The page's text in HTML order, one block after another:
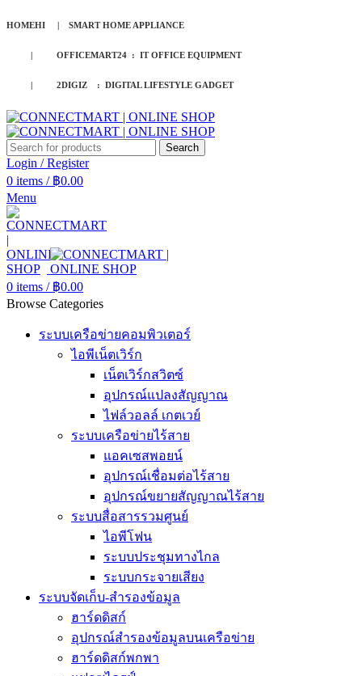
HOMEHI | SMART HOME APPLIANCE
| OFFICEMART24 : IT OFFICE EQUIPMENT
| 2DIGIZ : DIGITAL LIFESTYLE GADGET
Search
Login / Register
0 items / ฿0.00
Menu
0 items / ฿0.00
Browse Categories
ระบบเครือข่ายคอมพิวเตอร์
ไอพีเน็ตเวิร์ก
เน็ตเวิร์กสวิตซ์
อุปกรณ์แปลงสัญญาณ
ไฟล์วอลล์ เกตเวย์
ระบบเครือข่ายไร้สาย
แอคเซสพอยน์
อุปกรณ์เชื่อมต่อไร้สาย
อุปกรณ์ขยายสัญญาณไร้สาย
ระบบสื่อสารรวมศูนย์
ไอพีโฟน
ระบบประชุมทางไกล
ระบบกระจายเสียง
ระบบจัดเก็บ-สำรองข้อมูล
ฮาร์ดดิสก์
อุปกรณ์สำรองข้อมูลบนเครือข่าย
ฮาร์ดดิสก์พกพา